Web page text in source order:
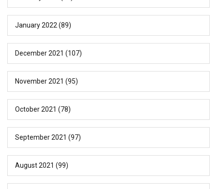
January 2022(89)
December 2021 (107)
November 2021 (95)
October 2021 (78)
September 2021 (97)
August 2021 (99)